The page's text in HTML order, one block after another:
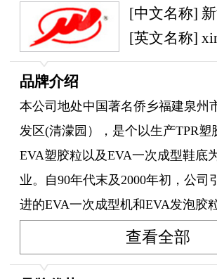
[中文名称]
[英文名称]
品牌介绍
本公司地处中国著名侨乡福建泉州
发区(清濛园），是个以生产TPR塑
EVA塑胶粒以及EVA一次成型鞋底
业。自90年代末及2000年初，公司
进的EVA一次成型机和EVA发泡胶
业已形成专业生产EVA、TPR系列
系，产品远销东南亚等地区。公司
查看全部